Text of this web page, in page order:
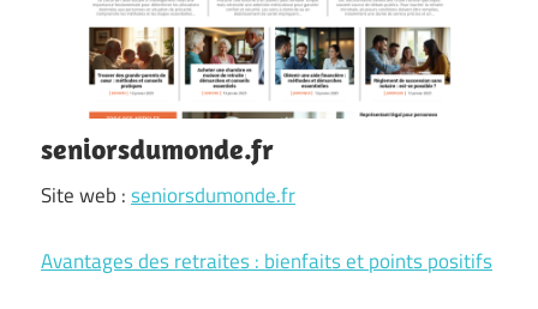
seniorsdumonde.fr
Site web :seniorsdumonde.fr
Avantages des retraites : bienfaits et points positifs